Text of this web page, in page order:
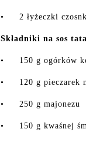
• 2 łyżeczki
Składniki na sos
• 150 g ogórków
• 120 g pieczarek
• 250 g majonezu
• 150 g kwaśnej